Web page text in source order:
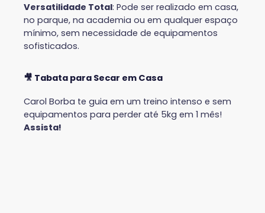
Versatilidade Total: Pode ser realizado em casa,
no parque, na academia ou em qualquer espaço
mínimo, sem necessidade de equipamentos
sofisticados.
🎥 Tabata para Secar em Casa
Carol Borba te guia em um treino intenso e sem
equipamentos para perder até 5kg em 1 mês!
Assista!